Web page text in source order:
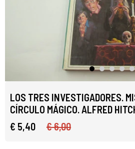
LOS TRES INVESTIGADORES.
CÍRCULO MÁGICO. ALFRED
€ 5,40
€ 6,00